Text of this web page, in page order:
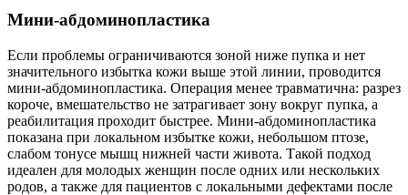
Мини-абдоминопластика
Если проблемы ограничиваются зоной ниже пупка и нет
значительного избытка кожи выше этой линии, проводится
мини-абдоминопластика. Операция менее травматична: разрез
короче, вмешательство не затрагивает зону вокруг пупка, а
реабилитация проходит быстрее. Мини-абдоминопластика
показана при локальном избытке кожи, небольшом птозе,
слабом тонусе мышц нижней части живота. Такой подход
идеален для молодых женщин после одних или нескольких
родов, а также для пациентов с локальными дефектами после